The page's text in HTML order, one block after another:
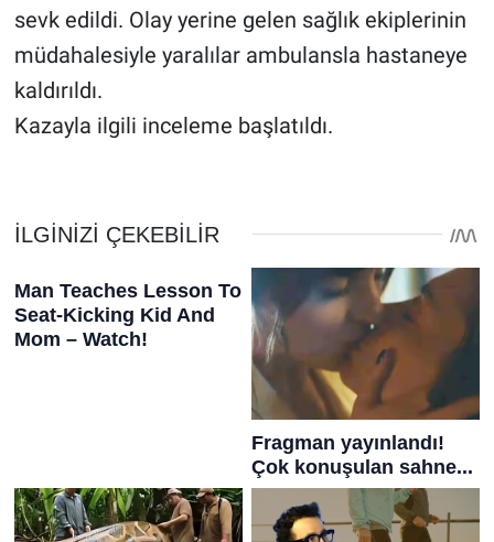
sevk edildi. Olay yerine gelen sağlık ekiplerinin
müdahalesiyle yaralılar ambulansla hastaneye
kaldırıldı.
Kazayla ilgili inceleme başlatıldı.